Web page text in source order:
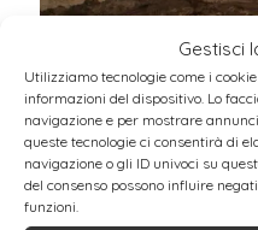
Gestisci
Utilizziamo tecnologie come i
informazioni del dispositivo. Lo
navigazione e per mostrare
queste tecnologie ci consentirà di
navigazione o gli ID univoci su
del consenso possono influire
funzioni.